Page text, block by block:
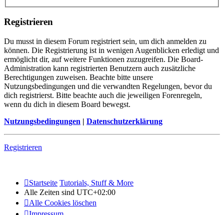
Registrieren
Du musst in diesem Forum registriert sein, um dich anmelden zu
können. Die Registrierung ist in wenigen Augenblicken erledigt und
ermöglicht dir, auf weitere Funktionen zuzugreifen. Die Board-
Administration kann registrierten Benutzern auch zusätzliche
Berechtigungen zuweisen. Beachte bitte unsere
Nutzungsbedingungen und die verwandten Regelungen, bevor du
dich registrierst. Bitte beachte auch die jeweiligen Forenregeln,
wenn du dich in diesem Board bewegst.
Nutzungsbedingungen | Datenschutzerklärung
Registrieren
Startseite Tutorials, Stuff & More
Alle Zeiten sind UTC+02:00
Alle Cookies löschen